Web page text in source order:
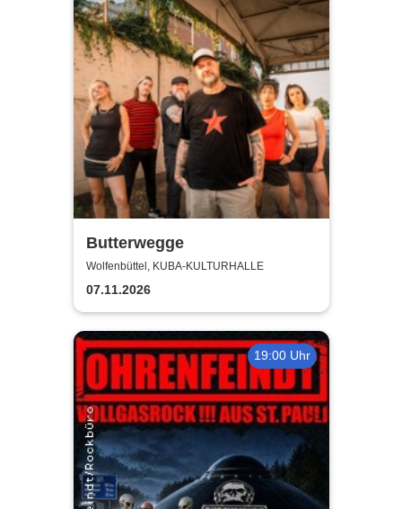
Butterwegge
Wolfenbüttel, KUBA-KULTURHALLE
07.11.2026
19:00 Uhr